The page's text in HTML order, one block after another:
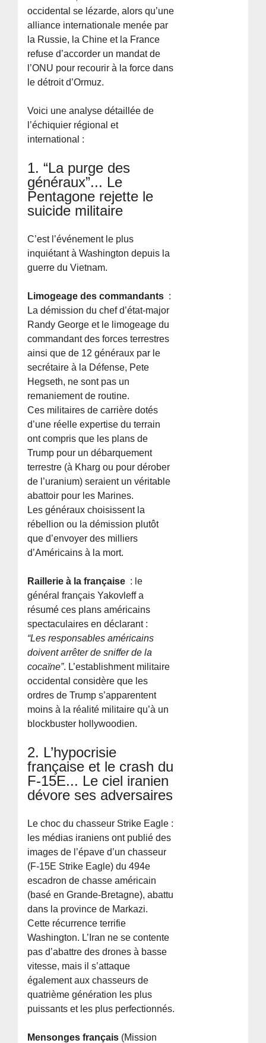
occidental se lézarde, alors qu’une
alliance internationale menée par
la Russie, la Chine et la France
refuse d’accorder un mandat de
l’ONU pour recourir à la force dans
le détroit d’Ormuz.
Voici une analyse détaillée de
l’échiquier régional et
international :
1. “La purge des
généraux”... Le
Pentagone rejette le
suicide militaire
C’est l’événement le plus
inquiétant à Washington depuis la
guerre du Vietnam.
Limogeage des commandants :
La démission du chef d’état-major
Randy George et le limogeage du
commandant des forces terrestres
ainsi que de 12 généraux par le
secrétaire à la Défense, Pete
Hegseth, ne sont pas un
remaniement de routine.
Ces militaires de carrière dotés
d’une réelle expertise du terrain
ont compris que les plans de
Trump pour un débarquement
terrestre (à Kharg ou pour dérober
de l’uranium) seraient un véritable
abattoir pour les Marines.
Les généraux choisissent la
rébellion ou la démission plutôt
que d’envoyer des milliers
d’Américains à la mort.
Raillerie à la française : le
général français Yakovleff a
résumé ces plans américains
spectaculaires en déclarant :
“Les responsables américains
doivent arrêter de sniffer de la
cocaïne”. L’establishment militaire
occidental considère que les
ordres de Trump s’apparentent
moins à la réalité militaire qu’à un
blockbuster hollywoodien.
2. L’hypocrisie
française et le crash du
F-15E... Le ciel iranien
dévore ses adversaires
Le choc du chasseur Strike Eagle :
les médias iraniens ont publié des
images de l’épave d’un chasseur
(F-15E Strike Eagle) du 494e
escadron de chasse américain
(basé en Grande-Bretagne), abattu
dans la province de Markazi.
Cette récurrence terrifie
Washington. L’Iran ne se contente
pas d’abattre des drones à basse
vitesse, mais il s’attaque
également aux chasseurs de
quatrième génération les plus
puissants et les plus perfectionnés.
Mensonges français (Mission